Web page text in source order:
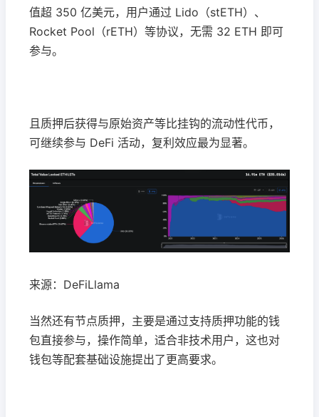
值超 350 亿美元，用户通过 Lido（stETH）、
Rocket Pool（rETH）等协议，无需 32 ETH 即可
参与。
且质押后获得与原始资产等比挂钩的流动性代币，
可继续参与 DeFi 活动，复利效应最为显著。
来源：DeFiLlama
当然还有节点质押，主要是通过支持质押功能的钱
包直接参与，操作简单，适合非技术用户，这也对
钱包等配套基础设施提出了更高要求。